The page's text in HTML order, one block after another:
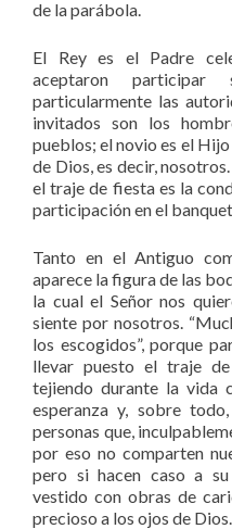
de la parábola.
El Rey es el Padre
aceptaron
particularmente las
invitados son los
pueblos; el novio es el
de Dios, es decir,
el traje de fiesta es la
participación en el
Tanto en el Antiguo
aparece la figura de las
la cual el Señor nos
siente por nosotros.
los escogidos”, porque
llevar puesto el traje
tejiendo durante la vida
esperanza y, sobre
personas que,
por eso no comparten
pero si hacen caso a
vestido con obras de
precioso a los ojos de Dios.